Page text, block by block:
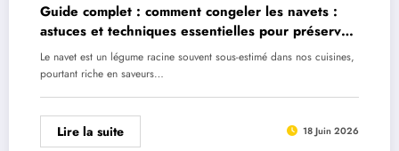
Guide complet : comment congeler les navets :
astuces et techniques essentielles pour préserver
leur fraîcheur
Le navet est un légume racine souvent sous-estimé dans nos cuisines,
pourtant riche en saveurs…
Lire la suite 18 Juin 2026